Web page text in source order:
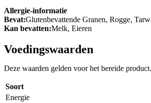
Allergie-informatie
Bevat:Glutenbevattende Granen, Rogge,
Kan bevatten:Melk, Eieren
Voedingswaarden
Deze waarden gelden voor het bereide product.
Soort
Energie